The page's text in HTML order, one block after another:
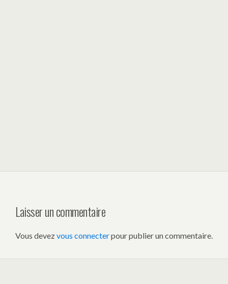
Laisser un commentaire
Vous devezvous connecterpour publier un commentaire.